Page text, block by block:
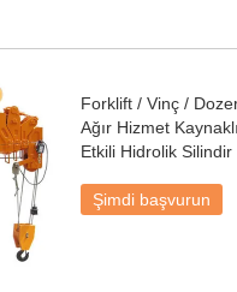
Forklift / Vinç /
Ağır Hizmet
Etkili Hidrolik Silindir
Şimdi başvurun